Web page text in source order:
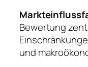
Bewertung
und